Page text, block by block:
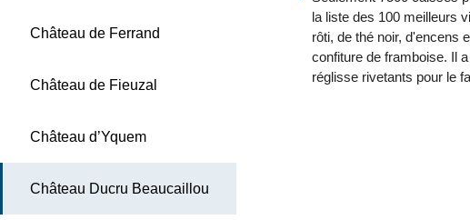
Château de Ferrand
Château de Fieuzal
Château d’Yquem
Château Ducru Beaucaillou
la liste des 100 meilleurs
rôti, de thé noir, d'encens
confiture de framboise. Il
réglisse rivetants pour le